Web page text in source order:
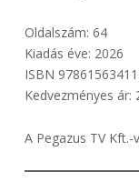
Oldalszám: 64
Kiadás éve: 2026
ISBN
Kedvezményes ár:
A Pegazus TV Kft.-